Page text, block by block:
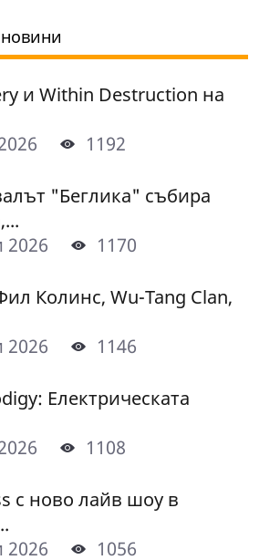
и Within Destruction на
1192
"Беглика" събира
1170
Колинс, Wu-Tang Clan,
1146
Електрическата
1108
с ново лайв шоу в
1056